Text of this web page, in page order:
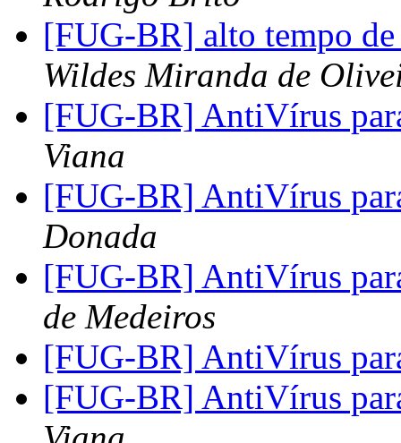
[FUG-BR] alto tempo
Wildes Miranda de
[FUG-BR] AntiVírus
Viana
[FUG-BR] AntiVírus
Donada
[FUG-BR] AntiVírus
de Medeiros
[FUG-BR] AntiVírus
[FUG-BR] AntiVírus